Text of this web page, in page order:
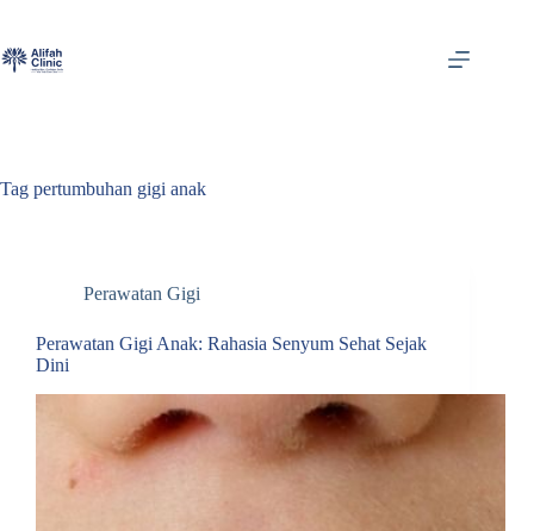
content
Tag pertumbuhan gigi anak
Perawatan Gigi
Perawatan Gigi Anak: Rahasia Senyum Sehat Sejak
Dini